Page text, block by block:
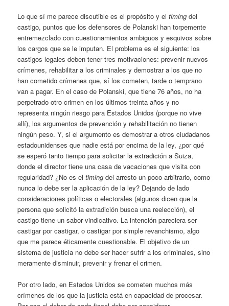
Lo que sí me parece discutible es el propósito y eltiming del
castigo, puntos que los defensores de Polanski han torpemente
entremezclado con cuestionamientos ambiguos y esquivos sobre
los cargos que se le imputan. El problema es el siguiente: los
castigos legales deben tener tres motivaciones: prevenir nuevos
crímenes, rehabilitar a los criminales y demostrar a los que no
han cometido crímenes que, sí los cometen, tarde o temprano
van a pagar. En el caso de Polanski, que tiene 76 años, no ha
perpetrado otro crimen en los últimos treinta años y no
representa ningún riesgo para Estados Unidos (porque no vive
allí), los argumentos de prevención y rehabilitación no tienen
ningún peso. Y, si el argumento es demostrar a otros ciudadanos
estadounidenses que nadie está por encima de la ley, ¿por qué
se esperó tanto tiempo para solicitar la extradición a Suiza,
donde el director tiene una casa de vacaciones que visita con
regularidad? ¿No es eltiming del arresto un poco arbitrario, como
nunca lo debe ser la aplicación de la ley? Dejando de lado
consideraciones políticas o electorales (algunos dicen que la
persona que solicitó la extradición busca una reelección), el
castigo tiene un sabor vindicativo. La intención pareciera ser
castigar por castigar, o castigar por simple revanchismo, algo
que me parece éticamente cuestionable. El objetivo de un
sistema de justicia no debe ser hacer sufrir a los criminales, sino
meramente disminuir, prevenir y frenar el crimen.
Por otro lado, en Estados Unidos se cometen muchos más
crímenes de los que la justicia está en capacidad de procesar.